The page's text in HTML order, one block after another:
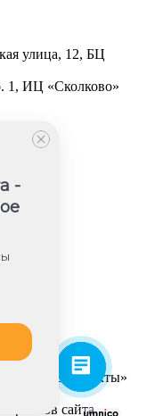
улица, 12, БЦ
1, ИЦ «Сколково»
Проекты»
сайта
-